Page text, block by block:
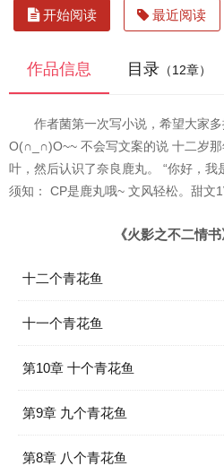
开始阅读 最近阅读
作品信息 目录 （12章）
作者菌第一次写小说，希望大家
O(∩_∩)O~~ 不会写文案的说 十二岁
叶，然后认识了奈良鹿丸。 “你好，我
须知： CP是鹿丸哦~ 文风轻松。甜文
《火影之不二情
十二个青花鱼
十一个青花鱼
第10章 十个青花鱼
第9章 九个青花鱼
第8章 八个青花鱼